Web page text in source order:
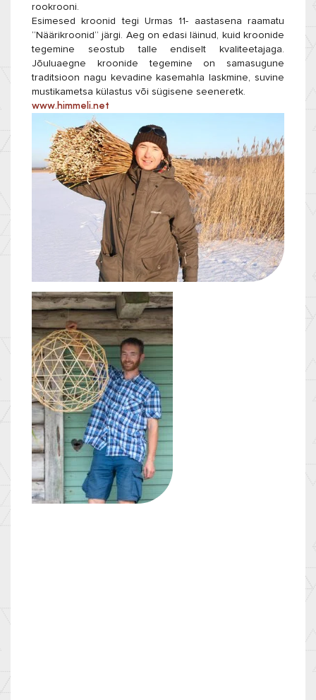
rookrooni.
Esimesed kroonid tegi Urmas 11- aastasena raamatu
“Näärikroonid“ järgi. Aeg on edasi läinud, kuid kroonide
tegemine seostub talle endiselt kvaliteetajaga.
Jõuluaegne kroonide tegemine on samasugune
traditsioon nagu kevadine kasemahla laskmine, suvine
mustikametsa külastus või sügisene seeneretk.
www.himmeli.net